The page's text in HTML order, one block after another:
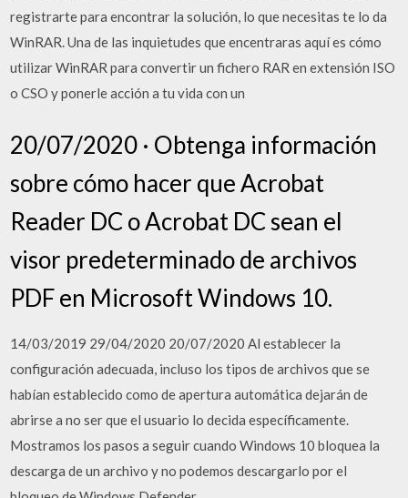
registrarte para encontrar la solución, lo que necesitas te lo da
WinRAR. Una de las inquietudes que encentraras aquí es cómo
utilizar WinRAR para convertir un fichero RAR en extensión ISO
o CSO y ponerle acción a tu vida con un
20/07/2020 · Obtenga información
sobre cómo hacer que Acrobat
Reader DC o Acrobat DC sean el
visor predeterminado de archivos
PDF en Microsoft Windows 10.
14/03/2019 29/04/2020 20/07/2020 Al establecer la
configuración adecuada, incluso los tipos de archivos que se
habían establecido como de apertura automática dejarán de
abrirse a no ser que el usuario lo decida específicamente.
Mostramos los pasos a seguir cuando Windows 10 bloquea la
descarga de un archivo y no podemos descargarlo por el